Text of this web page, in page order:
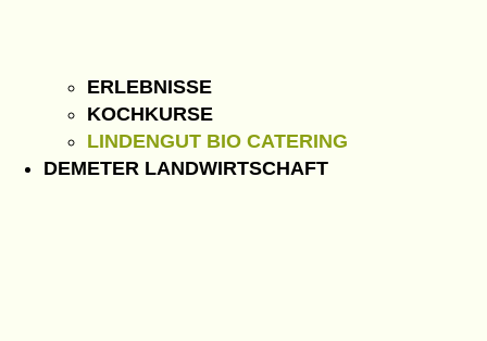
ERLEBNISSE
KOCHKURSE
LINDENGUT BIO CATERING
DEMETER LANDWIRTSCHAFT